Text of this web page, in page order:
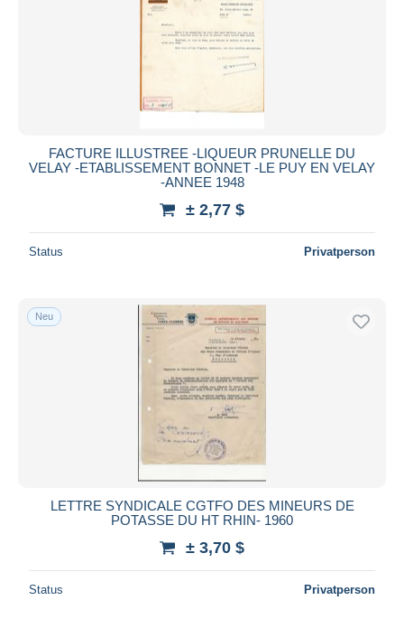
FACTURE ILLUSTREE -LIQUEUR PRUNELLE DU
VELAY -ETABLISSEMENT BONNET -LE PUY EN VELAY
-ANNEE 1948
± 2,77 $
Status Privatperson
Neu
LETTRE SYNDICALE CGTFO DES MINEURS DE
POTASSE DU HT RHIN- 1960
± 3,70 $
Status Privatperson